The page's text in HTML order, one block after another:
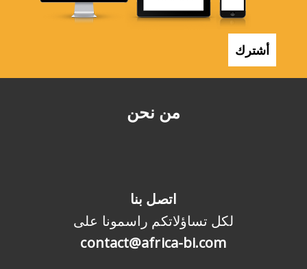
من نحن
اتصل بنا
لكل تساؤلاتكم راسمونا على
contact@africa-bi.com
أشترك